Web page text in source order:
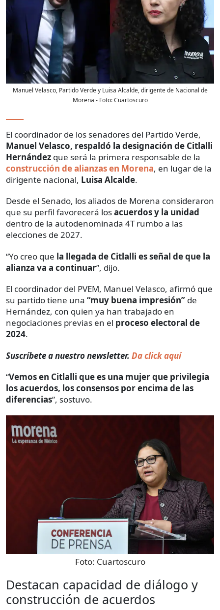
Manuel Velasco, Partido Verde y Luisa Alcalde, dirigente de Nacional de
Morena - Foto:Cuartoscuro
El coordinador de los senadores del Partido Verde,
Manuel Velasco, respaldó la designación de Citlalli
Hernández que será la primera responsable de la
construcción de alianzas en Morena, en lugar de la
dirigente nacional, Luisa Alcalde.
Desde el Senado, los aliados de Morena consideraron
que su perfil favorecerá losacuerdos y la unidad
dentro de la autodenominada 4T rumbo a las
elecciones de 2027.
“Yo creo que la llegada de Citlalli es señal de que la
alianza va a continuar”, dijo.
El coordinador del PVEM, Manuel Velasco, afirmó que
su partido tiene una “muy buena impresión” de
Hernández, con quien ya han trabajado en
negociaciones previas en el proceso electoral de
2024.
Suscríbete a nuestro newsletter. Da click aquí
“Vemos en Citlalli que es una mujer que privilegia
los acuerdos, los consensos por encima de las
diferencias”, sostuvo.
Foto: Cuartoscuro
Destacan capacidad de diálogo y
construcción de acuerdos